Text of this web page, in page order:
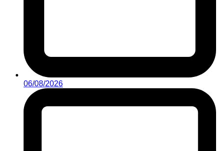
06/08/2026